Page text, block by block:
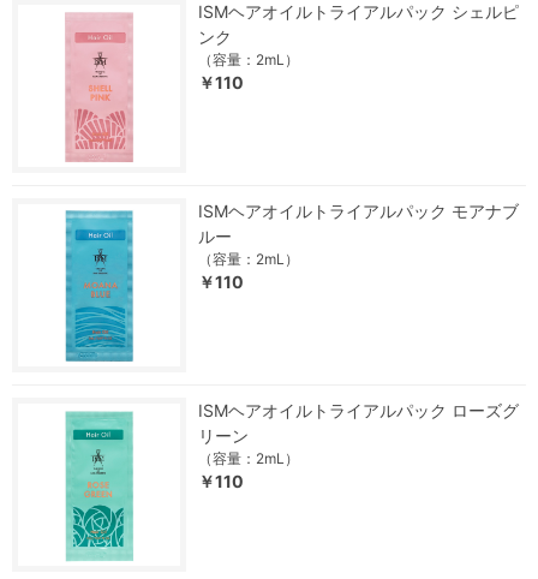
ISMヘアオイルトライアルパック シェルピ
ンク
（容量：2mL）
￥110
ISMヘアオイルトライアルパック モアナブ
ルー
（容量：2mL）
￥110
ISMヘアオイルトライアルパック ローズグ
リーン
（容量：2mL）
￥110